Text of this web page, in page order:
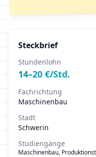
Steckbrief
Stundenlohn
14–20 €/Std.
Fachrichtung
Maschinenbau
Stadt
Schwerin
Studiengänge
Maschinenbau,